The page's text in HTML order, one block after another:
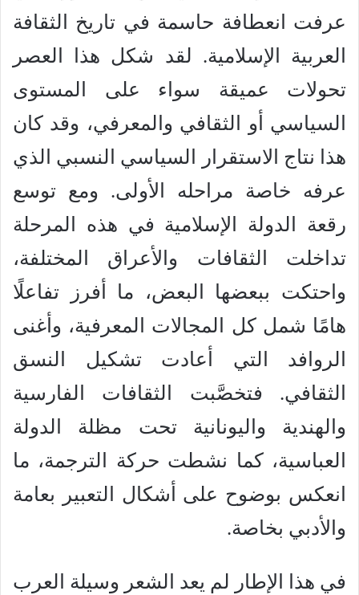
عرفت انعطافة حاسمة في تاريخ الثقافة
العربية الإسلامية. لقد شكل هذا العصر
تحولات عميقة سواء على المستوى
السياسي أو الثقافي والمعرفي، وقد كان
هذا نتاج الاستقرار السياسي النسبي الذي
عرفه خاصة مراحله الأولى. ومع توسع
رقعة الدولة الإسلامية في هذه المرحلة
تداخلت الثقافات والأعراق المختلفة،
واحتكت ببعضها البعض، ما أفرز تفاعلًا
هامًا شمل كل المجالات المعرفية، وأغنى
الروافد التي أعادت تشكيل النسق
الثقافي. فتخصَّبت الثقافات الفارسية
والهندية واليونانية تحت مظلة الدولة
العباسية، كما نشطت حركة الترجمة، ما
انعكس بوضوح على أشكال التعبير بعامة
والأدبي بخاصة.
في هذا الإطار لم يعد الشعر وسيلة العرب